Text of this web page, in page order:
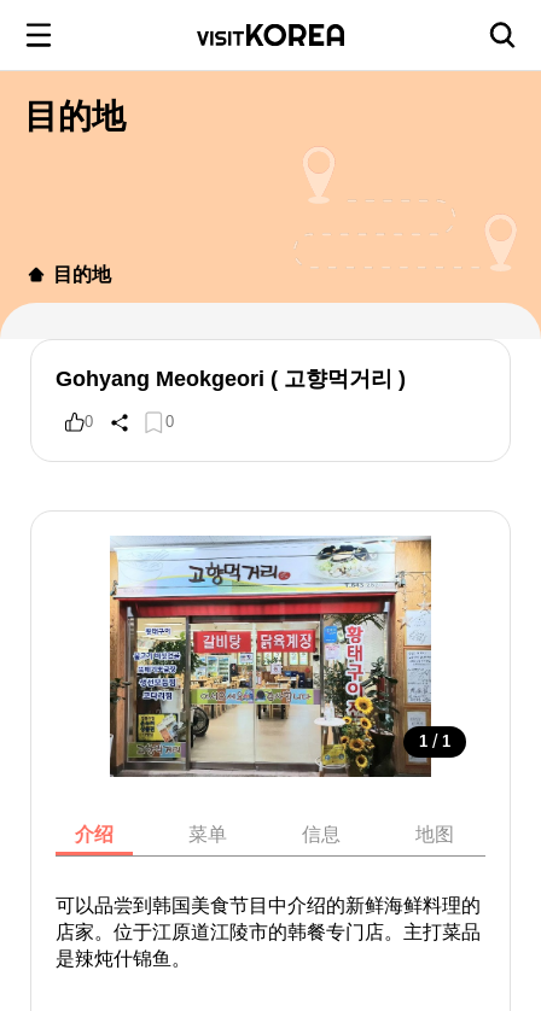
目的地
目的地
Gohyang Meokgeori ( 고향먹거리 )
0 0
1 / 1
介绍 菜单 信息 地图
可以品尝到韩国美食节目中介绍的新鲜海鲜料理的
店家。位于江原道江陵市的韩餐专门店。主打菜品
是辣炖什锦鱼。